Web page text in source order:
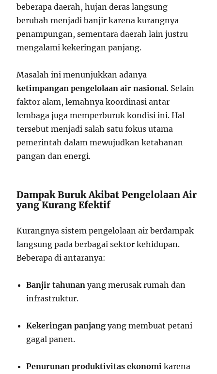
beberapa daerah, hujan deras langsung
berubah menjadi banjir karena kurangnya
penampungan, sementara daerah lain justru
mengalami kekeringan panjang.
Masalah ini menunjukkan adanya
ketimpangan pengelolaan air nasional. Selain
faktor alam, lemahnya koordinasi antar
lembaga juga memperburuk kondisi ini. Hal
tersebut menjadi salah satu fokus utama
pemerintah dalam mewujudkan ketahanan
pangan dan energi.
Dampak Buruk Akibat Pengelolaan Air
yang Kurang Efektif
Kurangnya sistem pengelolaan air berdampak
langsung pada berbagai sektor kehidupan.
Beberapa di antaranya:
Banjir tahunan yang merusak rumah dan
infrastruktur.
Kekeringan panjang yang membuat petani
gagal panen.
Penurunan produktivitas ekonomi karena